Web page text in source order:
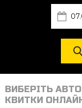
ВИБЕРІТЬ
КВИТКИ